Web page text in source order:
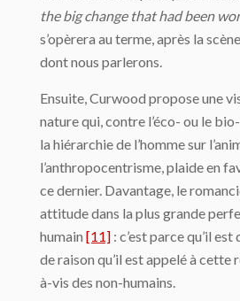
the big change that had been
s’opèrera au terme, après la
dont nous parlerons.
Ensuite, Curwood propose une
nature qui, contre l’éco- ou le
la hiérarchie de l’homme sur
l’anthropocentrisme, plaide en
ce dernier. Davantage, le
attitude dans la plus grande
humain [11] : c’est parce qu’il
de raison qu’il est appelé à cette
à-vis des non-humains.